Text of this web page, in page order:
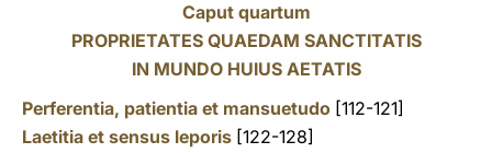
Caput quartum
PROPRIETATES QUAEDAM SANCTITATIS
IN MUNDO HUIUS AETATIS
Perferentia, patientia et mansuetudo [112-121]
Laetitia et sensus leporis [122-128]